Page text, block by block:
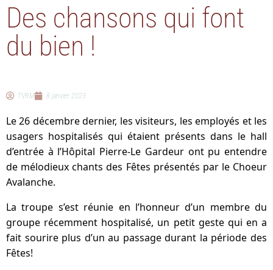
Des chansons qui font
du bien !
TVRM 8 janvier 2023
Le 26 décembre dernier, les visiteurs, les employés et les
usagers hospitalisés qui étaient présents dans le hall
d’entrée à l’Hôpital Pierre-Le Gardeur ont pu entendre
de mélodieux chants des Fêtes présentés par le Choeur
Avalanche.
La troupe s’est réunie en l’honneur d’un membre du
groupe récemment hospitalisé, un petit geste qui en a
fait sourire plus d’un au passage durant la période des
Fêtes!